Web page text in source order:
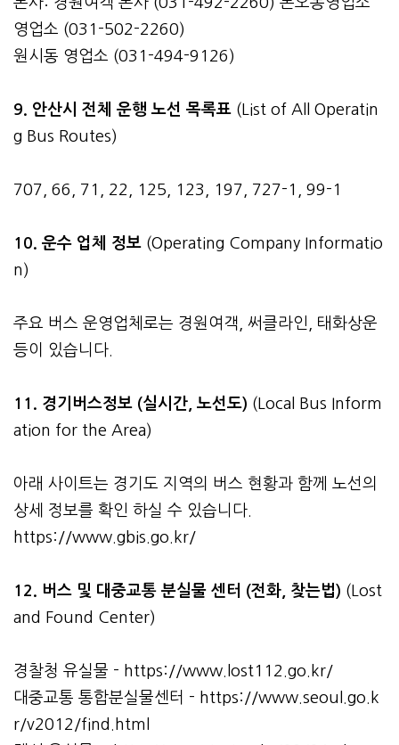
영업소 (031-502-2260)
원시동 영업소 (031-494-9126)
9. 안산시 전체 운행 노선 목록표 (List of All Operatin
g Bus Routes)
707, 66, 71, 22, 125, 123, 197, 727-1, 99-1
10. 운수 업체 정보 (Operating Company Informatio
n)
주요 버스 운영업체로는 경원여객, 써클라인, 태화상운
등이 있습니다.
11. 경기버스정보 (실시간, 노선도) (Local Bus Inform
ation for the Area)
아래 사이트는 경기도 지역의 버스 현황과 함께 노선의
상세 정보를 확인 하실 수 있습니다.
https://www.gbis.go.kr/
12. 버스 및 대중교통 분실물 센터 (전화, 찾는법) (Lost
and Found Center)
경찰청 유실물 - https://www.lost112.go.kr/
대중교통 통합분실물센터 - https://www.seoul.go.k
r/v2012/find.html